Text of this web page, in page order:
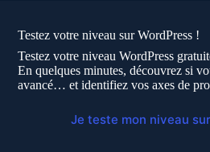
Testez votre niveau sur WordPress !
Testez votre niveau WordPress
En quelques minutes, découvrez si
avancé… et identifiez vos axes de
Je teste mon niveau